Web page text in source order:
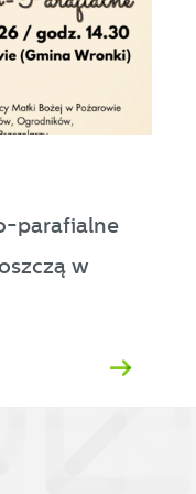
parafialne
w